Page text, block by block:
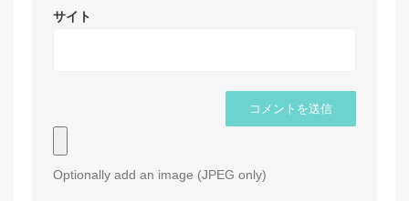
サイト
Optionally add an image (JPEG only)